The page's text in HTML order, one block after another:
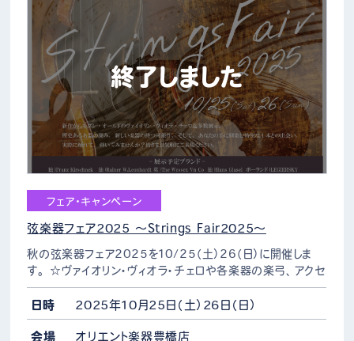
終了しました
フェア・キャンペーン
弦楽器フェア2025 ～Strings Fair2025～
秋の弦楽器フェア2025を10/25（土）26（日）に開催しま
す。 ☆ヴァイオリン・ヴィオラ・チェロや各楽器の楽弓、アクセ
サリーなど幅広いラインナップでじっくりお選びいただける弦
楽器展示会 展示予定ブランド 〇Lotha…
日時 2025年10月25日（土）26日（日）
会場 オリエント楽器豊橋店